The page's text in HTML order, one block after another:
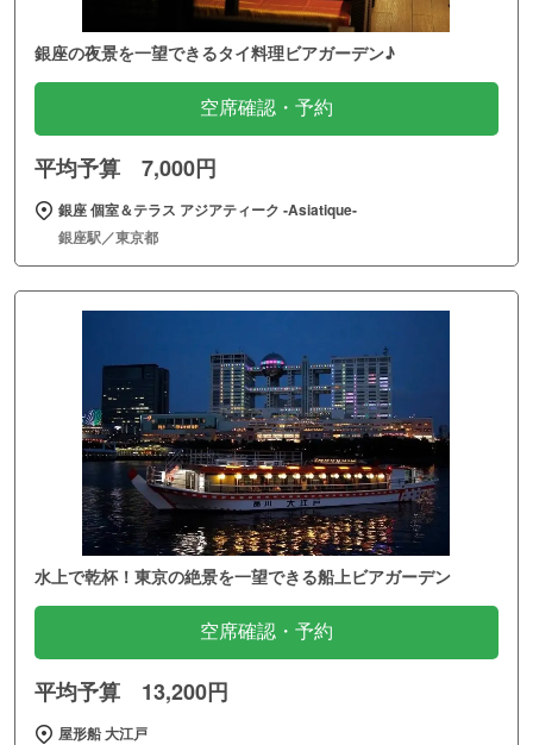
銀座の夜景を一望できるタイ料理ビアガーデン♪
空席確認・予約
平均予算 7,000円
銀座 個室＆テラス アジアティーク ‐Asiatique‐
銀座駅／東京都
水上で乾杯！東京の絶景を一望できる船上ビアガーデン
空席確認・予約
平均予算 13,200円
屋形船 大江戸